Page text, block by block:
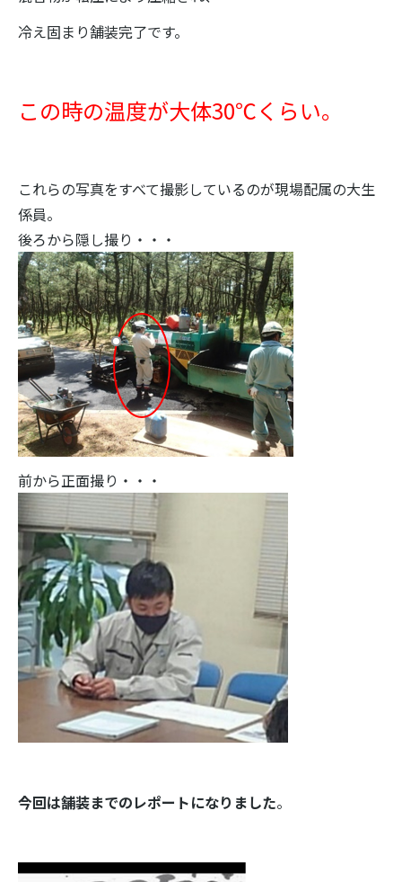
冷え固まり舗装完了です。
この時の温度が大体30℃くらい。
これらの写真をすべて撮影しているのが現場配属の大生
係員。
後ろから隠し撮り・・・
前から正面撮り・・・
今回は舗装までのレポートになりました。